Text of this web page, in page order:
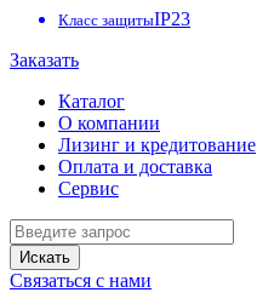
Класс защитыIP23
Заказать
Каталог
О компании
Лизинг и кредитование
Оплата и доставка
Сервис
Искать
Связаться с нами